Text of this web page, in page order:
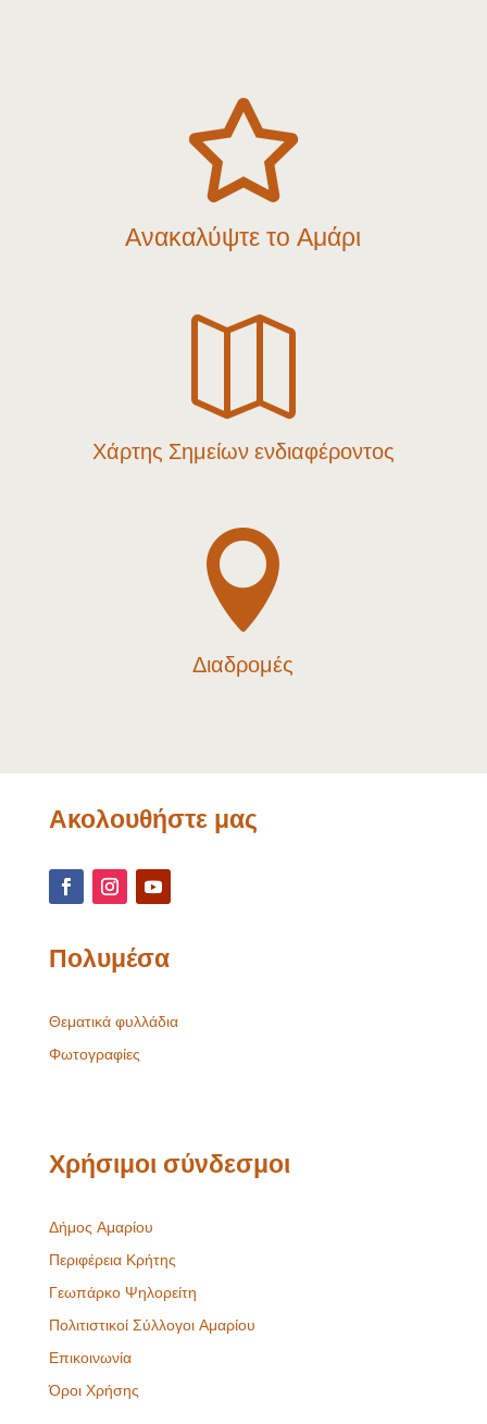

Ανακαλύψτε το Αμάρι

Χάρτης Σημείων ενδιαφέροντος

Διαδρομές
Ακολουθήστε μας
Πολυμέσα
Θεματικά φυλλάδια
Φωτογραφίες
Χρήσιμοι σύνδεσμοι
Δήμος Αμαρίου
Περιφέρεια Κρήτης
Γεωπάρκο Ψηλορείτη
Πολιτιστικοί Σύλλογοι Αμαρίου
Επικοινωνία
Όροι Χρήσης